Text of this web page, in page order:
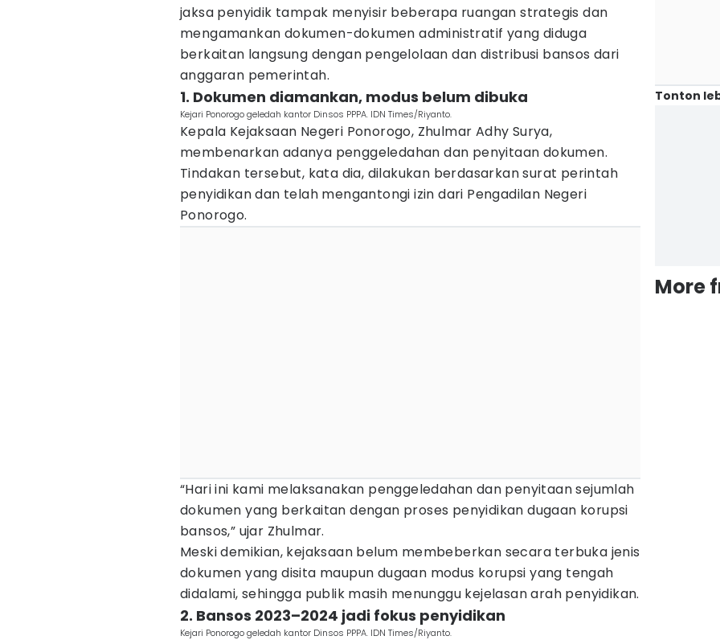
jaksa penyidik tampak menyisir beberapa ruangan strategis dan
mengamankan dokumen-dokumen administratif yang diduga
berkaitan langsung dengan pengelolaan dan distribusi bansos dari
anggaran pemerintah.
1. Dokumen diamankan, modus belum dibuka
Kejari Ponorogo geledah kantor Dinsos PPPA. IDN Times/Riyanto.
Kepala Kejaksaan Negeri Ponorogo, Zhulmar Adhy Surya,
membenarkan adanya penggeledahan dan penyitaan dokumen.
Tindakan tersebut, kata dia, dilakukan berdasarkan surat perintah
penyidikan dan telah mengantongi izin dari Pengadilan Negeri
Ponorogo.
“Hari ini kami melaksanakan penggeledahan dan penyitaan sejumlah
dokumen yang berkaitan dengan proses penyidikan dugaan korupsi
bansos,” ujar Zhulmar.
Meski demikian, kejaksaan belum membeberkan secara terbuka jenis
dokumen yang disita maupun dugaan modus korupsi yang tengah
didalami, sehingga publik masih menunggu kejelasan arah penyidikan.
2. Bansos 2023–2024 jadi fokus penyidikan
Kejari Ponorogo geledah kantor Dinsos PPPA. IDN Times/Riyanto.
Tonton
More